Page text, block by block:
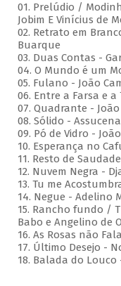
01. Prelúdio /
Jobim E Vinícius de
02. Retrato em
Buarque
03. Duas Contas -
04. O Mundo é um
05. Fulano - João
06. Entre a Farsa e
07. Quadrante -
08. Sólido - Assucena
09. Pó de Vidro -
10. Esperança no
11. Resto de
12. Nuvem Negra -
13. Tu me
14. Negue - Adelino
15. Rancho fundo /
Babo e Angelino de
16. As Rosas não
17. Último Desejo -
18. Balada do